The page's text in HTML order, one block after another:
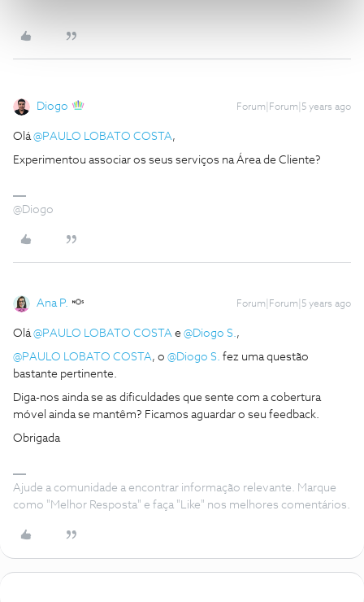
Diogo Forum|Forum|5 years ago
Olá@PAULO LOBATO COSTA,
Experimentou associar os seus serviços na Área de Cliente?
@Diogo
Ana P. Forum|Forum|5 years ago
Olá@PAULO LOBATO COSTA e @Diogo S.,
@PAULO LOBATO COSTA, o @Diogo S. fez uma questão
bastante pertinente.
Diga-nos ainda se as dificuldades que sente com a cobertura
móvel ainda se mantêm? Ficamos aguardar o seu feedback.
Obrigada
Ajude a comunidade a encontrar informação relevante. Marque
como "Melhor Resposta" e faça "Like" nos melhores comentários.